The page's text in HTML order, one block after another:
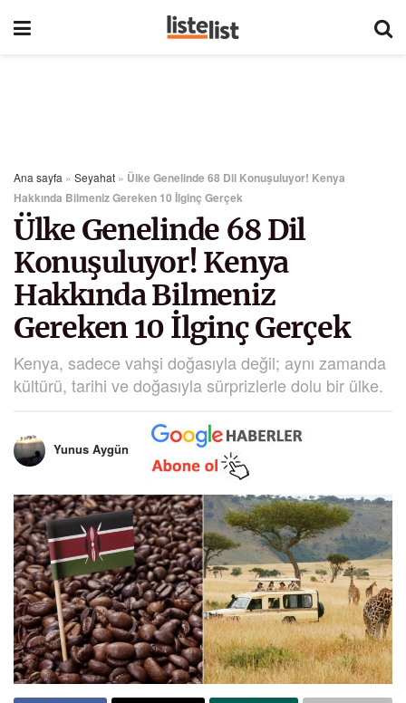
Ana sayfa » Seyahat » Ülke Genelinde 68 Dil Konuşuluyor! Kenya
Hakkında Bilmeniz Gereken 10 İlginç Gerçek
Ülke Genelinde 68 Dil
Konuşuluyor! Kenya
Hakkında Bilmeniz
Gereken 10 İlginç Gerçek
Kenya, sadece vahşi doğasıyla değil; aynı zamanda
kültürü, tarihi ve doğasıyla sürprizlerle dolu bir ülke.
Yunus Aygün